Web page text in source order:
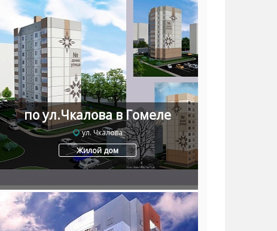
по ул.Чкалова в Гомеле
ул. Чкалова
Жилой дом